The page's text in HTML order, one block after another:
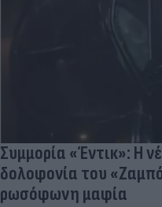
Συμμορία «Έντικ»: Η
δολοφονία του
ρωσόφωνη μαφία